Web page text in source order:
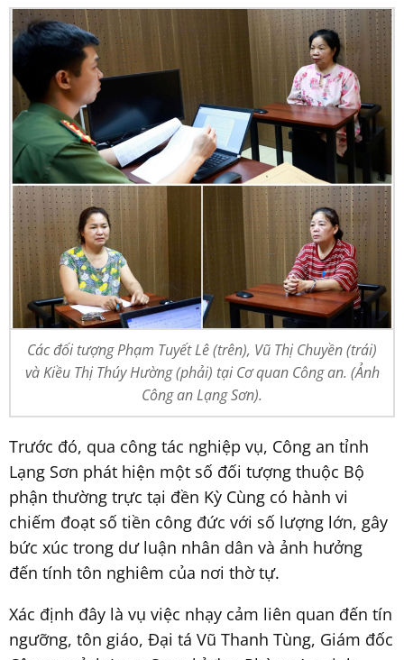
Các đối tượng Phạm Tuyết Lê (trên), Vũ Thị Chuyền (trái)
và Kiều Thị Thúy Hường (phải) tại Cơ quan Công an. (Ảnh
Công an Lạng Sơn).
Trước đó, qua công tác nghiệp vụ, Công an tỉnh
Lạng Sơn phát hiện một số đối tượng thuộc Bộ
phận thường trực tại đền Kỳ Cùng có hành vi
chiếm đoạt số tiền công đức với số lượng lớn, gây
bức xúc trong dư luận nhân dân và ảnh hưởng
đến tính tôn nghiêm của nơi thờ tự.
Xác định đây là vụ việc nhạy cảm liên quan đến tín
ngưỡng, tôn giáo, Đại tá Vũ Thanh Tùng, Giám đốc